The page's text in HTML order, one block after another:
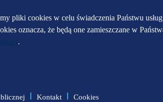
pliki cookies w celu świadczenia Państwu
oznacza, że będą one zamieszczane w
.
Kontakt Cookies